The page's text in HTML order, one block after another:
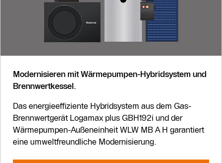
Modernisieren mit Wärmepumpen-Hybridsystem und
Brennwertkessel.
Das energieeffiziente Hybridsystem aus dem Gas-
Brennwertgerät Logamax plus GBH192i und der
Wärmepumpen-Außeneinheit WLW MB A H garantiert
eine umweltfreundliche Modernisierung.